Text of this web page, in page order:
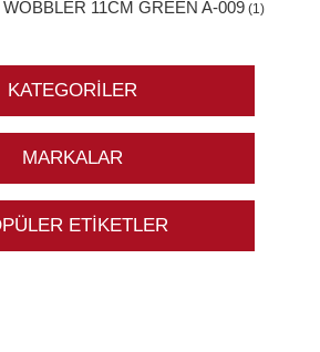
11CM GREEN A-009 (1)
KATEGORILER
MARKALAR
ETIKETLER